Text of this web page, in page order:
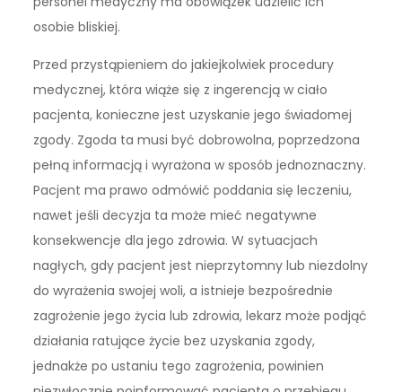
osobie bliskiej.
Przed przystąpieniem do jakiejkolwiek procedury
medycznej, która wiąże się z ingerencją w ciało
pacjenta, konieczne jest uzyskanie jego świadomej
zgody. Zgoda ta musi być dobrowolna, poprzedzona
pełną informacją i wyrażona w sposób jednoznaczny.
Pacjent ma prawo odmówić poddania się leczeniu,
nawet jeśli decyzja ta może mieć negatywne
konsekwencje dla jego zdrowia. W sytuacjach
nagłych, gdy pacjent jest nieprzytomny lub niezdolny
do wyrażenia swojej woli, a istnieje bezpośrednie
zagrożenie jego życia lub zdrowia, lekarz może podjąć
działania ratujące życie bez uzyskania zgody,
jednakże po ustaniu tego zagrożenia, powinien